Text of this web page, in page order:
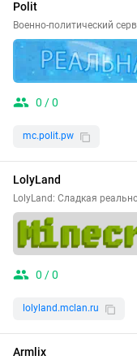
Polit
Военно-политический
0 / 0
mc.polit.pw
LolyLand
LolyLand: Сладкая
0 / 0
lolyland.mclan.ru
Armlix